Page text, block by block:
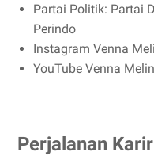
Partai Politik: Partai
Perindo
Instagram Venna
YouTube Venna
Perjalanan